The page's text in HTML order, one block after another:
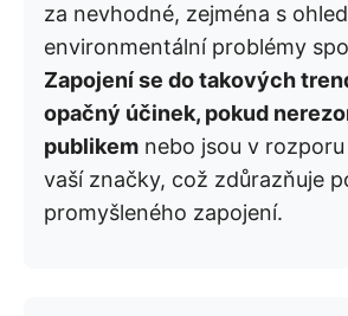
za nevhodné, zejména s
environmentální problémy
Zapojení se do takových
opačný účinek, pokud
publikem nebo jsou v
vaší značky, což zdůrazňuje
promyšleného zapojení.